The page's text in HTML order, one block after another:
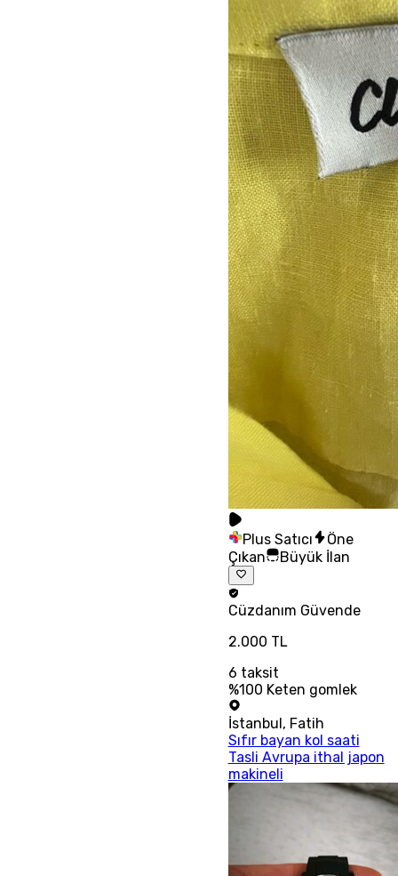
Plus Satıcı
Öne
Çıkan
Büyük İlan
Cüzdanım Güvende
2.000 TL
6 taksit
%100 Keten gomlek
İstanbul , Fatih
Sıfır bayan kol saati
Tasli Avrupa ithal japon
makineli